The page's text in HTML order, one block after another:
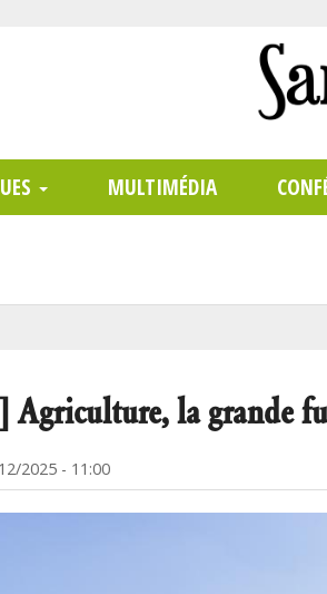
MULTIMÉDIA
la grande
2025 - 11:00